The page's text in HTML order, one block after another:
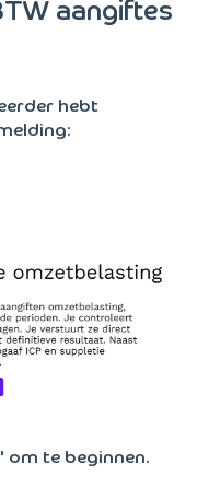
aangiftes
hebt
om te beginnen.